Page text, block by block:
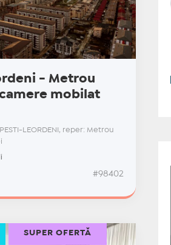
- Metrou
mobilat
LEORDENI, reper: Metrou
#98402
SUPER OFERTĂ